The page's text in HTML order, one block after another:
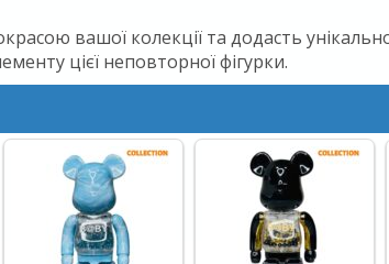
вашої колекції та додасть
цієї неповторної фігурки.